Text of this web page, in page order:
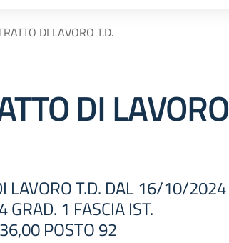
DI LAVORO T.D.
DI LAVORO
LAVORO T.D. DAL 16/10/2024
1 FASCIA IST.
POSTO 92